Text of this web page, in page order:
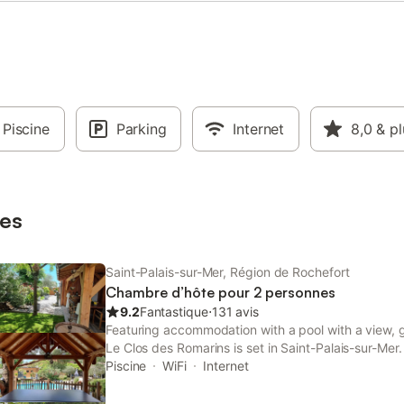
Piscine Parking Internet 8,0 &
Saint-Palais-sur-Mer, Région de Rochefort
Chambre d’hôte pour 2 personnes
9.2Fantastique⋅131 avis
Featuring accommodation with a pool with a view,
Le Clos des Romarins is set in Saint-Palais-sur-
to a terrace, free private parking and free WiFi.
Piscine WiFi Internet